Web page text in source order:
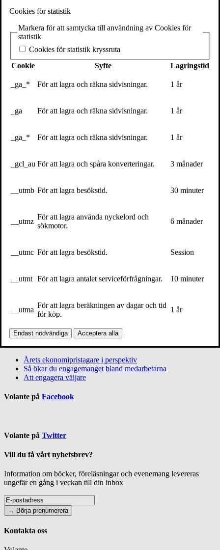
Samtidsanalytiker inom områden som hållbarhet och engagemang.
praktikenoch varit hållbarhetsredaktör på affärstidningen Veckans
Affärer. Han är idag
Pers fokus ligger på hur hållbarhet och engagemang förändrar det
sätt näringslivet, den offentliga sektorn och civilsamhället fungerar
kommit att räknas som en av de mest respekterade rösterna på
området i Sverige och medverkar därför regelbundet i media som
För bokning av författaren mejla .
Webbplats
Senaste texter
Årets ekonomipristagare i perspektiv
Så ökar du engagemanget bland medarbetarna
Att engagera väljare
Volante på Facebook
Volante på Twitter
Vill du få vårt nyhetsbrev?
Information om böcker, föreläsningar och evenemang levereras
ungefär en gång i veckan till din inbox
Kontakta oss
Cookies för statistik
Markera för att samtycka till användning av Cookies för
statistik
Cookies för statistik kryssruta
Cookie
Syfte Lagringstid
_ga_* För att lagra och räkna sidvisningar. 1 år
_ga För att lagra och räkna sidvisningar. 1 år
_ga_* För att lagra och räkna sidvisningar. 1 år
_gcl_au För att lagra och spåra konverteringar. 3 månader
__utmb För att lagra besökstid. 30 minuter
__utmz
För att lagra använda nyckelord och
sökmotor.
6 månader
__utmc För att lagra besökstid. Session
__utmt För att lagra antalet serviceförfrågningar. 10 minuter
__utma
För att lagra beräkningen av dagar och tid
för köp.
1 år
Endast nödvändiga Acceptera alla